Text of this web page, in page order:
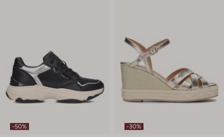
-50% -30%